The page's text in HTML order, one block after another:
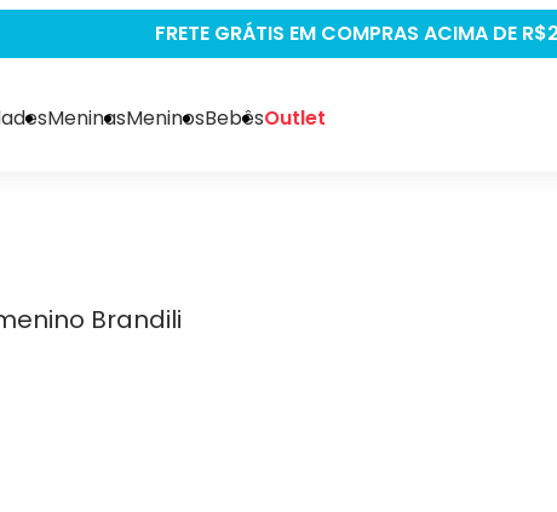
MeninasMeninosBebêsOutlet
Brandili